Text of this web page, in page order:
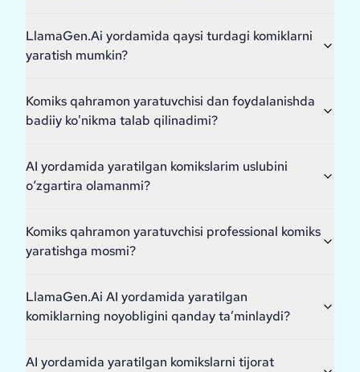
LlamaGen.Ai yordamida qaysi turdagi komiklarni
yaratish mumkin?
Komiks qahramon yaratuvchisi dan foydalanishda
badiiy ko'nikma talab qilinadimi?
AI yordamida yaratilgan komikslarim uslubini
o‘zgartira olamanmi?
Komiks qahramon yaratuvchisi professional komiks
yaratishga mosmi?
LlamaGen.Ai AI yordamida yaratilgan
komiklarning noyobligini qanday ta’minlaydi?
AI yordamida yaratilgan komikslarni tijorat